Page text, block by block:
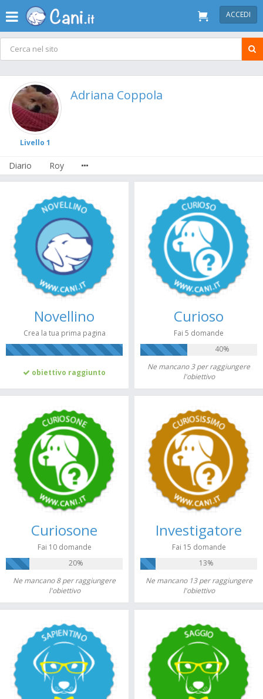
ACCEDI
Livello 1
Adriana Coppola
Diario Roy
Novellino
Crea la tua prima pagina
obiettivo raggiunto
Curioso
Fai 5 domande
40%
Ne mancano 3 per raggiungere
l'obiettivo
Curiosone
Fai 10 domande
20%
Ne mancano 8 per raggiungere
l'obiettivo
Investigatore
Fai 15 domande
13%
Ne mancano 13 per raggiungere
l'obiettivo